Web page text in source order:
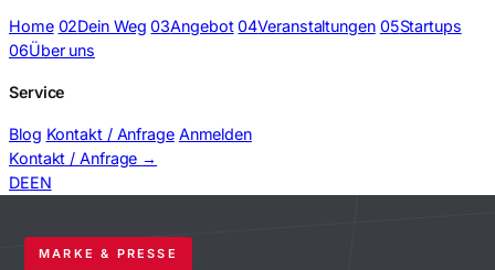
Home 02Dein Weg 03Angebot 04Veranstaltungen 05Startups
06Über uns
Service
Blog Kontakt / Anfrage Anmelden
Kontakt / Anfrage →
DEEN
MARKE & PRESSE